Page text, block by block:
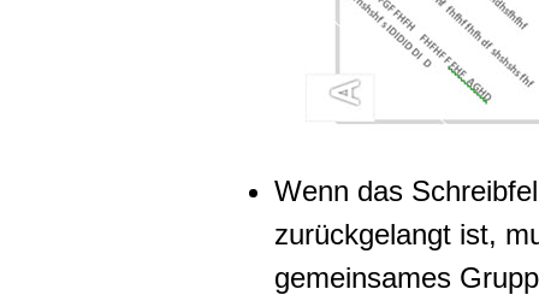
Wenn das
zurückgelangt ist,
gemeinsames